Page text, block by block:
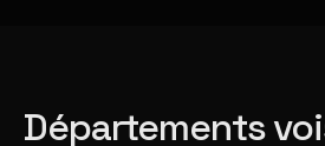
Départements